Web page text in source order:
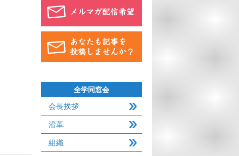
全学同窓会
会長挨拶
沿革
組織